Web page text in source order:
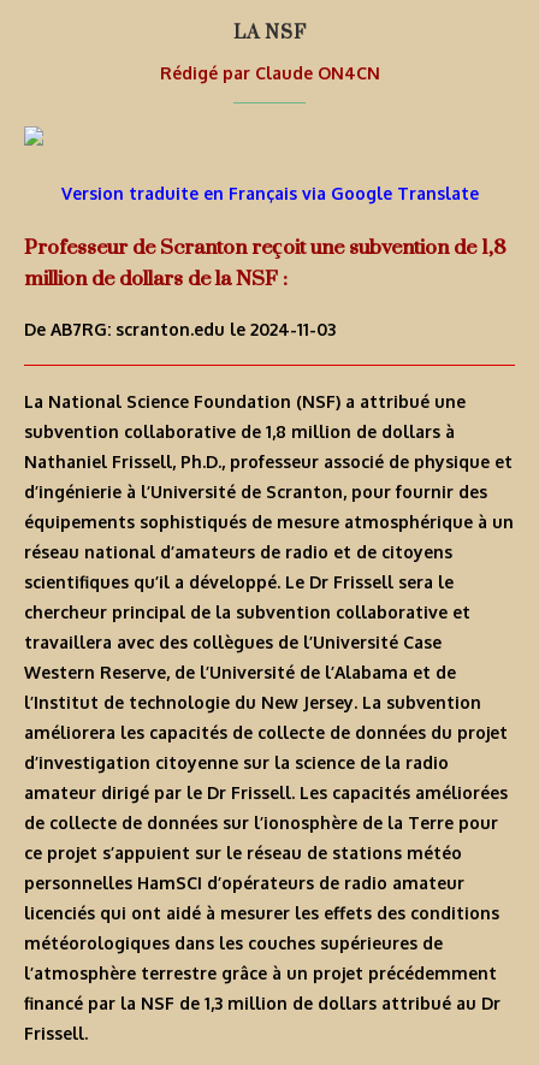
LA NSF
Rédigé par Claude ON4CN
Version traduite en Français via Google Translate
Professeur de Scranton reçoit une subvention de 1,8
million de dollars de la NSF :
De AB7RG: scranton.edu le 2024-11-03
La National Science Foundation (NSF) a attribué une
subvention collaborative de 1,8 million de dollars à
Nathaniel Frissell, Ph.D., professeur associé de physique et
d’ingénierie à l’Université de Scranton, pour fournir des
équipements sophistiqués de mesure atmosphérique à un
réseau national d’amateurs de radio et de citoyens
scientifiques qu’il a développé. Le Dr Frissell sera le
chercheur principal de la subvention collaborative et
travaillera avec des collègues de l’Université Case
Western Reserve, de l’Université de l’Alabama et de
l’Institut de technologie du New Jersey. La subvention
améliorera les capacités de collecte de données du projet
d’investigation citoyenne sur la science de la radio
amateur dirigé par le Dr Frissell. Les capacités améliorées
de collecte de données sur l’ionosphère de la Terre pour
ce projet s’appuient sur le réseau de stations météo
personnelles HamSCI d’opérateurs de radio amateur
licenciés qui ont aidé à mesurer les effets des conditions
météorologiques dans les couches supérieures de
l’atmosphère terrestre grâce à un projet précédemment
financé par la NSF de 1,3 million de dollars attribué au Dr
Frissell.